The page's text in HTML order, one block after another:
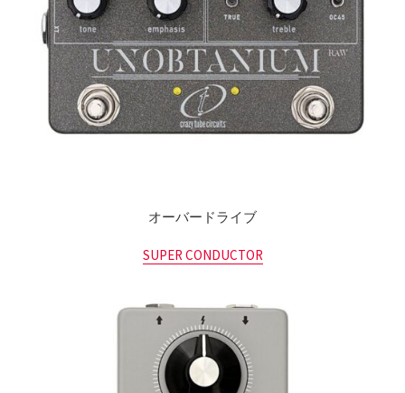
オーバードライブ
SUPER CONDUCTOR